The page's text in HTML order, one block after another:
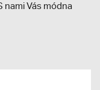
nami Vás módna